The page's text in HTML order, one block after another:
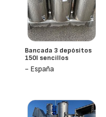
Bancada 3 depósitos
150l sencillos
- España